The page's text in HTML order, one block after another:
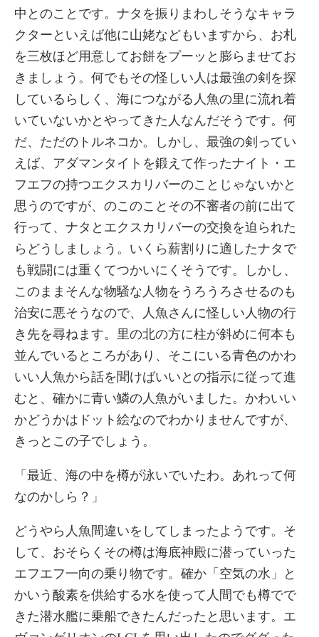
中とのことです。ナタを振りまわしそうなキャラ
クターといえば他に山姥などもいますから、お札
を三枚ほど用意してお餅をプーッと膨らませてお
きましょう。何でもその怪しい人は最強の剣を探
しているらしく、海につながる人魚の里に流れ着
いていないかとやってきた人なんだそうです。何
だ、ただのトルネコか。しかし、最強の剣ってい
えば、アダマンタイトを鍛えて作ったナイト・エ
フエフの持つエクスカリバーのことじゃないかと
思うのですが、のこのことその不審者の前に出て
行って、ナタとエクスカリバーの交換を迫られた
らどうしましょう。いくら薪割りに適したナタで
も戦闘には重くてつかいにくそうです。しかし、
このままそんな物騒な人物をうろうろさせるのも
治安に悪そうなので、人魚さんに怪しい人物の行
き先を尋ねます。里の北の方に柱が斜めに何本も
並んでいるところがあり、そこにいる青色のかわ
いい人魚から話を聞けばいいとの指示に従って進
むと、確かに青い鱗の人魚がいました。かわいい
かどうかはドット絵なのでわかりませんですが、
きっとこの子でしょう。
「最近、海の中を樽が泳いでいたわ。あれって何
なのかしら？」
どうやら人魚間違いをしてしまったようです。そ
して、おそらくその樽は海底神殿に潜っていった
エフエフ一向の乗り物です。確か「空気の水」と
かいう酸素を供給する水を使って人間でも樽でで
きた潜水艦に乗船できたんだったと思います。エ